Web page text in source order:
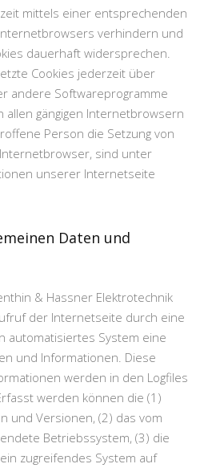
mittels einer entsprechenden
verhindern und
dauerhaft widersprechen.
Cookies jederzeit über
andere Softwareprogramme
allen gängigen Internetbrowsern
Person die Setzung von
sind unter
unserer Internetseite
Daten und
& Hassner Elektrotechnik
der Internetseite durch eine
automatisiertes System eine
und Informationen. Diese
werden in den Logfiles
werden können die (1)
und Versionen, (2) das vom
Betriebssystem, (3) die
zugreifendes System auf